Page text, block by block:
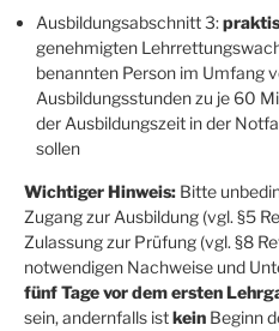
Ausbildungsabschnitt 3:
genehmigten
benannten Person im Umfang
Ausbildungsstunden zu je 60
der Ausbildungszeit in der
sollen
Wichtiger Hinweis: Bitte
Zugang zur Ausbildung (vgl. §5
Zulassung zur Prüfung (vgl. §8
notwendigen Nachweise und
fünf Tage vor dem ersten
sein, andernfalls istkein Beginn